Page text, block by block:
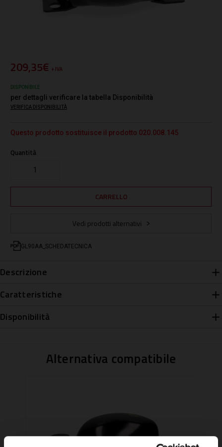
209,35€ + IVA
DISPONIBILE
per dettagli verificare la tabella Disponibilità
VERIFICA DISPONIBILITÀ
Questo prodotto sostituisce il prodotto 020.008.145
Quantità
Vedi prodotti alternativi
GL90AA_SCHEDATECNICA
Descrizione
Caratteristiche
Disponibilità
Alternativa compatibile